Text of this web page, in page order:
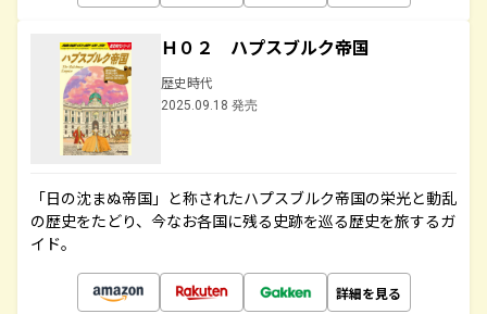
Ｈ０２ ハプスブルク帝国
歴史時代
2025.09.18 発売
「日の沈まぬ帝国」と称されたハプスブルク帝国の栄光と動乱
の歴史をたどり、今なお各国に残る史跡を巡る歴史を旅するガ
イド。
詳細を見る